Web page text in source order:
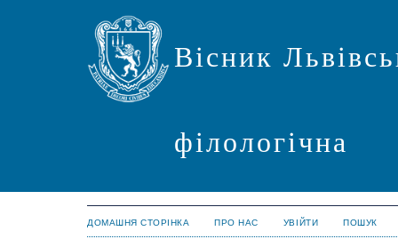
Вісник
філологічна
ДОМАШНЯ СТОРІНКА ПРО НАС УВІЙТИ ПОШУК